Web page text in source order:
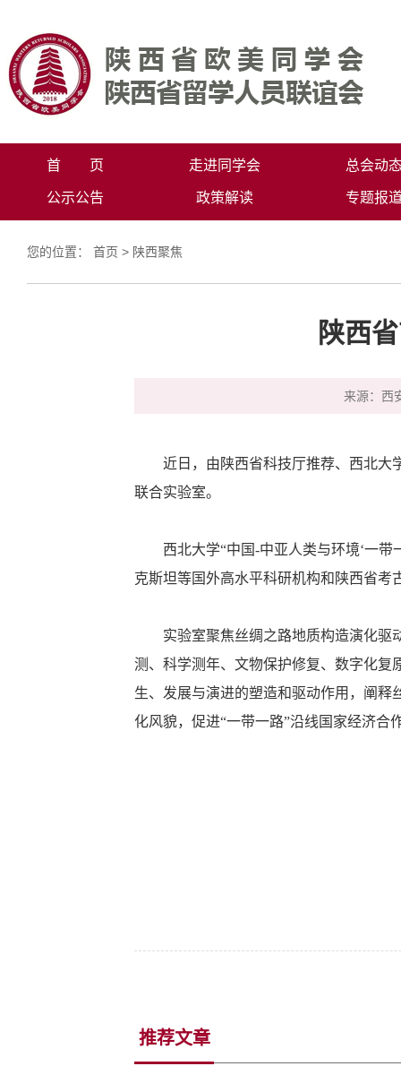
首 页 走进同学会 总会动
公示公告 政策解读 专题报
您的位置： 首页 > 陕西聚焦
陕西
来源：西
近日，由陕西省科技厅推荐、西北大学
联合实验室。
西北大学“中国-中亚人类与环境‘一带
克斯坦等国外高水平科研机构和陕西省
实验室聚焦丝绸之路地质构造演化驱动
测、科学测年、文物保护修复、数字化复
生、发展与演进的塑造和驱动作用，阐
化风貌，促进“一带一路”沿线国家经济
推荐文章